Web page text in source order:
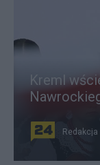
Kreml
Redakcja